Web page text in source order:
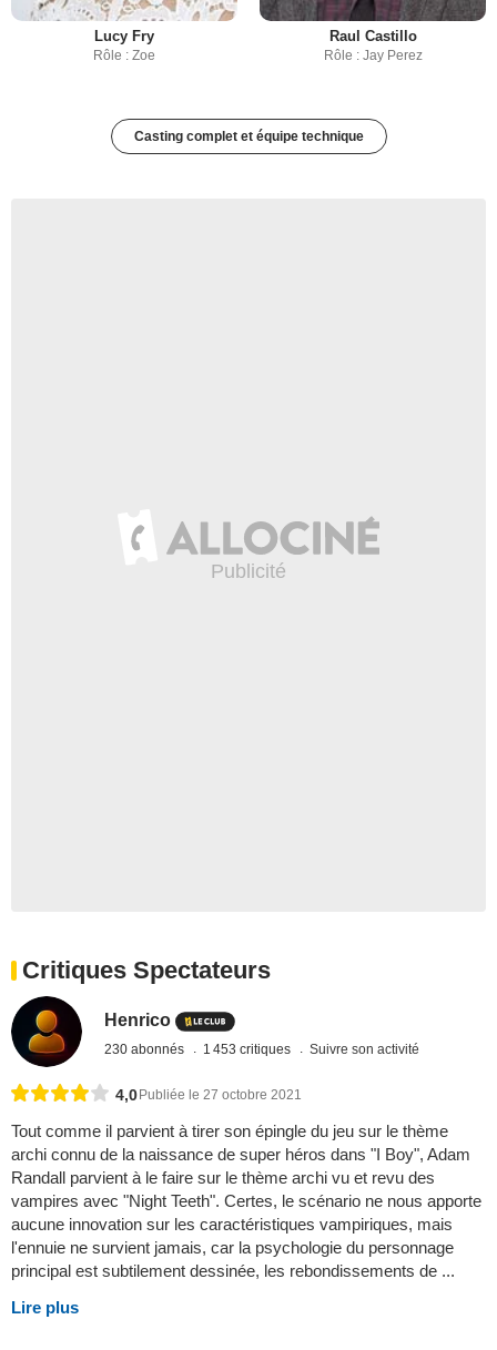
Lucy Fry
Rôle : Zoe
Raul Castillo
Rôle : Jay Perez
Casting complet et équipe technique
Critiques Spectateurs
Henrico
230 abonnés 1 453 critiques Suivre son activité
4,0Publiée le 27 octobre 2021
Tout comme il parvient à tirer son épingle du jeu sur le thème
archi connu de la naissance de super héros dans "I Boy", Adam
Randall parvient à le faire sur le thème archi vu et revu des
vampires avec "Night Teeth". Certes, le scénario ne nous apporte
aucune innovation sur les caractéristiques vampiriques, mais
l'ennuie ne survient jamais, car la psychologie du personnage
principal est subtilement dessinée, les rebondissements de ...
Lire plus